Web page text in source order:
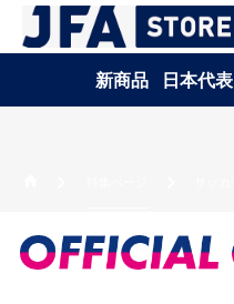
新商品 日本代表